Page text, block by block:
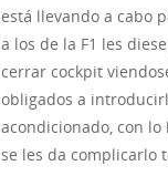
está llevando a cabo
a los de la F1 les
cerrar cockpit
obligados a
acondicionado, con lo
se les da complicarlo